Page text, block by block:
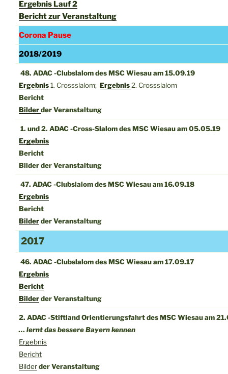
Ergebnis Lauf 2
Bericht zur Veranstaltung
Corona Pause
2018/2019
48. ADAC -Clubslalom des MSC Wiesau am 15.09.19
Ergebnis1. Crossslalom; Ergebnis2. Crossslalom
Bericht
Bilderder Veranstaltung
1. und 2. ADAC -Cross-Slalom des MSC Wiesau am 05.05.19
Ergebnis
Bericht
Bilder der Veranstaltung
47. ADAC -Clubslalom des MSC Wiesau am 16.09.18
Ergebnis
Bericht
Bilderder Veranstaltung
2017
46. ADAC -Clubslalom des MSC Wiesau am 17.09.17
Ergebnis
Bericht
Bilderder Veranstaltung
2. ADAC -Stiftland Orientierungsfahrt des MSC Wiesau am
… lernt das bessere Bayern kennen
Ergebnis
Bericht
Bilderder Veranstaltung